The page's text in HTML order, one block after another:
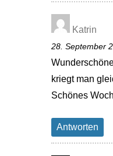
Katrin
28. September
kriegt man
Schönes
Antworten